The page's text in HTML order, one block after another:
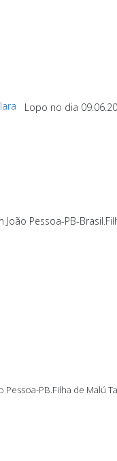
Lopo no dia
João Pessoa-PB-Brasil.
Pessoa-PB.Filha de Malú